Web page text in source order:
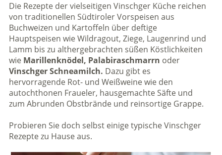
Die Rezepte der vielseitigen Vinschger Küche reichen
von traditionellen Südtiroler Vorspeisen aus
Buchweizen und Kartoffeln über deftige
Hauptspeisen wie Wildragout, Ziege, Laugenrind und
Lamm bis zu althergebrachten süßen Köstlichkeiten
wie Marillenknödel, Palabiraschmarrn oder
Vinschger Schneamilch. Dazu gibt es
hervorragende Rot- und Weißweine wie den
autochthonen Fraueler, hausgemachte Säfte und
zum Abrunden Obstbrände und reinsortige Grappe.
Probieren Sie doch selbst einige typische Vinschger
Rezepte zu Hause aus.